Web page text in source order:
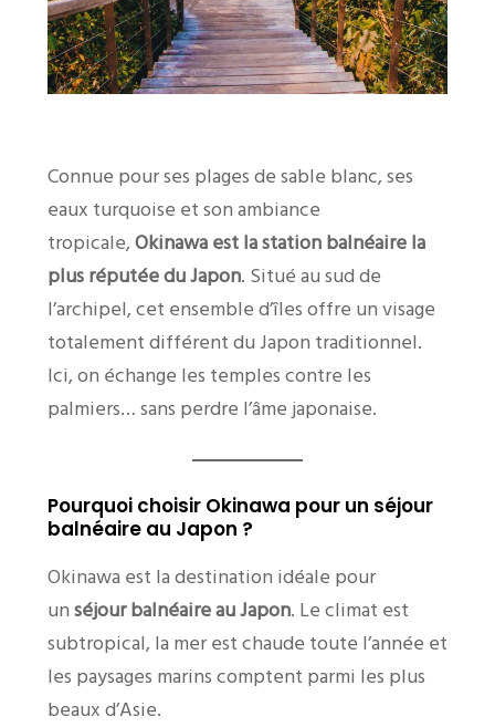
Connue pour ses plages de sable blanc, ses
eaux turquoise et son ambiance
tropicale,Okinawa est la station balnéaire la
plus réputée du Japon. Situé au sud de
l’archipel, cet ensemble d’îles offre un visage
totalement différent du Japon traditionnel.
Ici, on échange les temples contre les
palmiers… sans perdre l’âme japonaise.
Pourquoi choisir Okinawa pour un séjour
balnéaire au Japon ?
Okinawa est la destination idéale pour
unséjour balnéaire au Japon. Le climat est
subtropical, la mer est chaude toute l’année et
les paysages marins comptent parmi les plus
beaux d’Asie.